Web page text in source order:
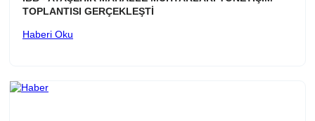
TOPLANTISI GERÇEKLEŞTİ
Haberi Oku